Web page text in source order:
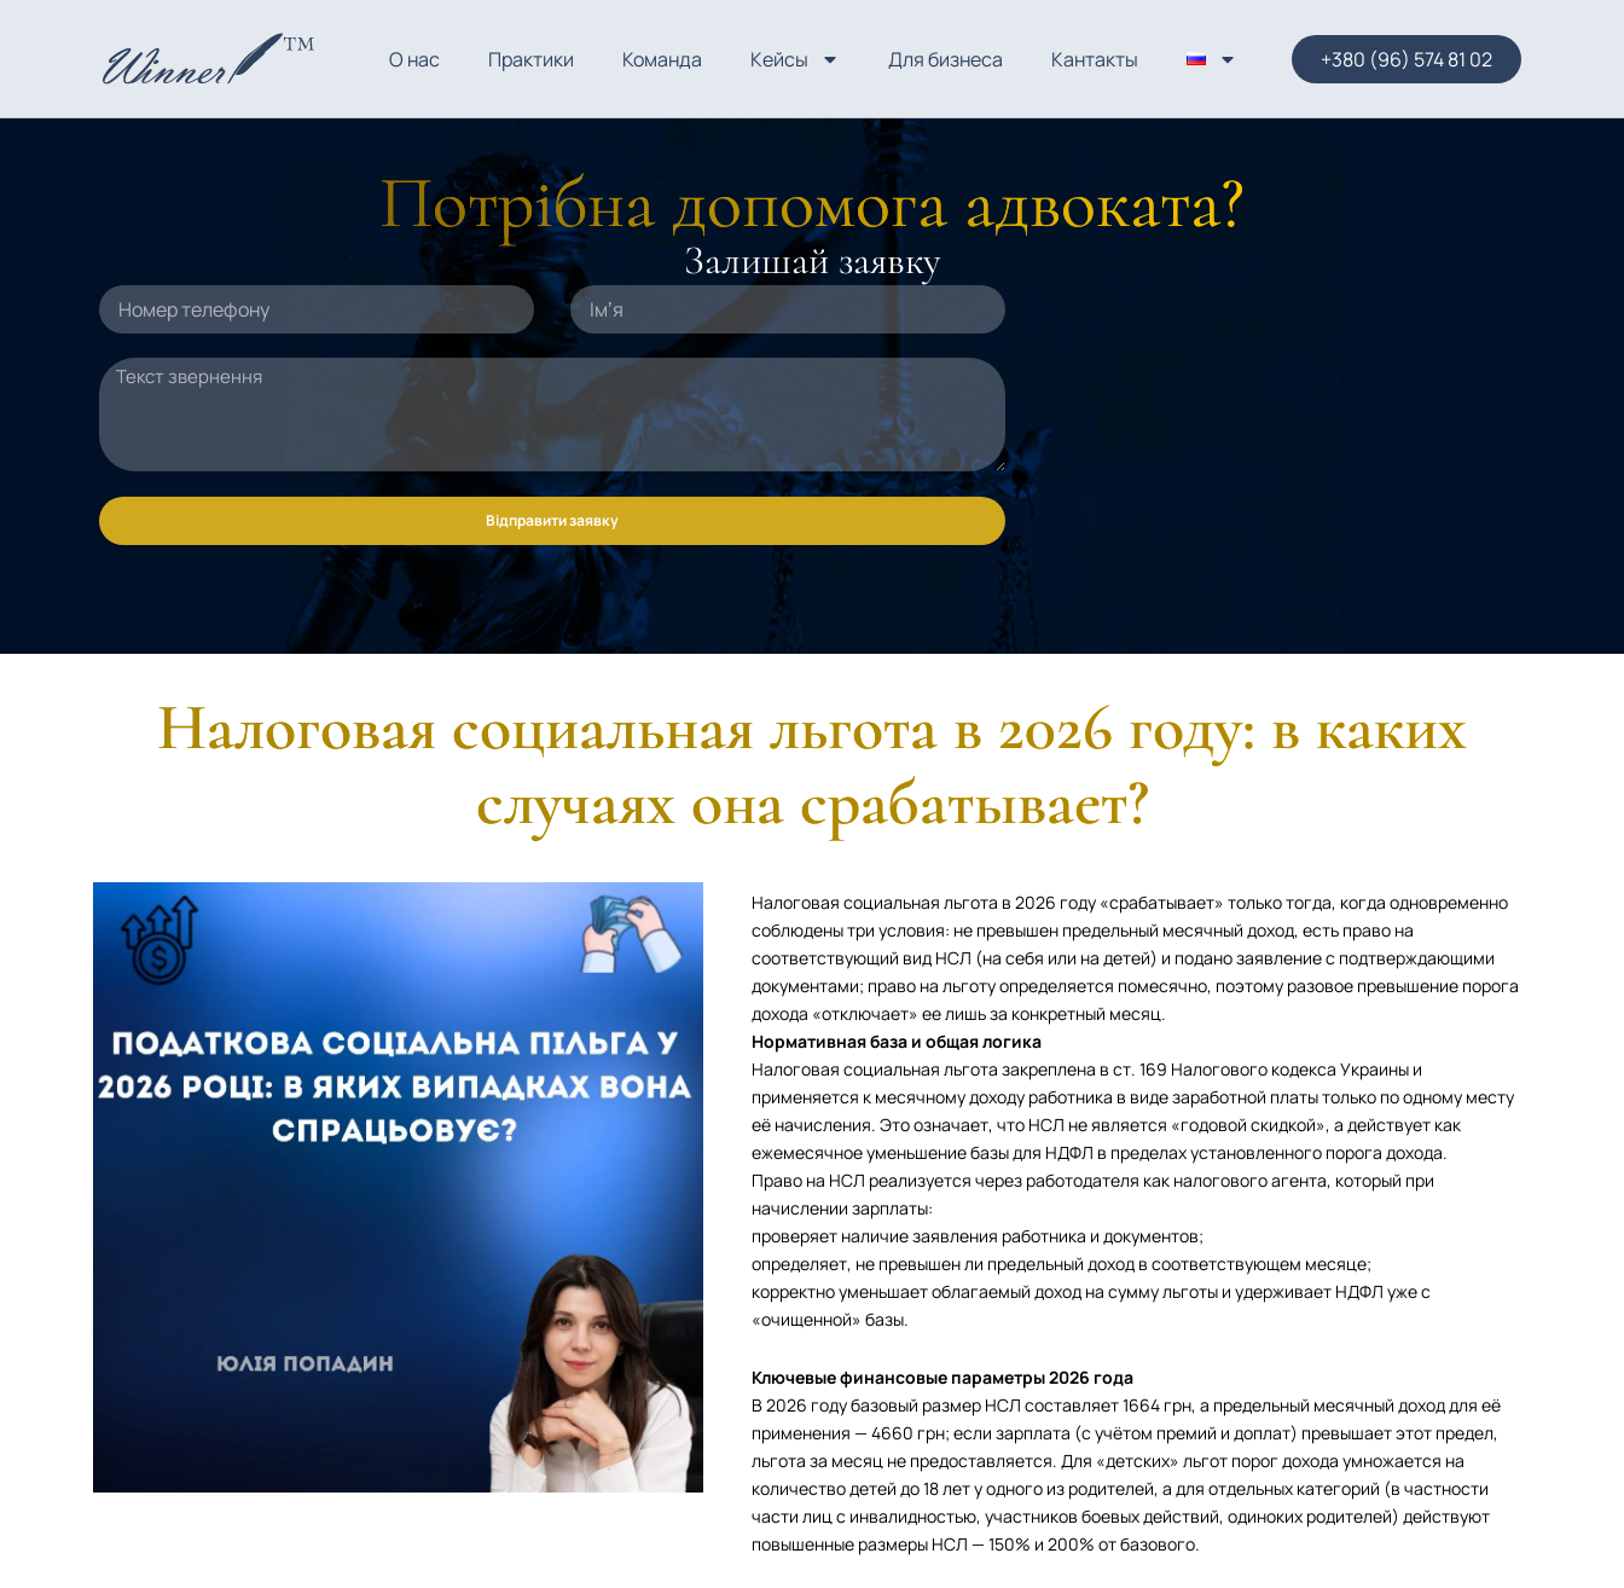
О нас Практики Команда Кейсы Для бизнеса Кантакты +380 (96) 574 81 02
Потрібна допомога адвоката?
Залишай заявку
Відправити заявку
Налоговая социальная льгота в 2026 году: в каких
случаях она срабатывает?
Налоговая социальная льгота в 2026 году «срабатывает» только тогда, когда одновременно
соблюдены три условия: не превышен предельный месячный доход, есть право на
соответствующий вид НСЛ (на себя или на детей) и подано заявление с подтверждающими
документами; право на льготу определяется помесячно, поэтому разовое превышение порога
дохода «отключает» ее лишь за конкретный месяц.
Нормативная база и общая логика
Налоговая социальная льгота закреплена в ст. 169 Налогового кодекса Украины и
применяется к месячному доходу работника в виде заработной платы только по одному месту
её начисления. Это означает, что НСЛ не является «годовой скидкой», а действует как
ежемесячное уменьшение базы для НДФЛ в пределах установленного порога дохода.
Право на НСЛ реализуется через работодателя как налогового агента, который при
начислении зарплаты:
проверяет наличие заявления работника и документов;
определяет, не превышен ли предельный доход в соответствующем месяце;
корректно уменьшает облагаемый доход на сумму льготы и удерживает НДФЛ уже с
«очищенной» базы.
Ключевые финансовые параметры 2026 года
В 2026 году базовый размер НСЛ составляет 1664 грн, а предельный месячный доход для её
применения — 4660 грн; если зарплата (с учётом премий и доплат) превышает этот предел,
льгота за месяц не предоставляется. Для «детских» льгот порог дохода умножается на
количество детей до 18 лет у одного из родителей, а для отдельных категорий (в частности
части лиц с инвалидностью, участников боевых действий, одиноких родителей) действуют
повышенные размеры НСЛ — 150% и 200% от базового.